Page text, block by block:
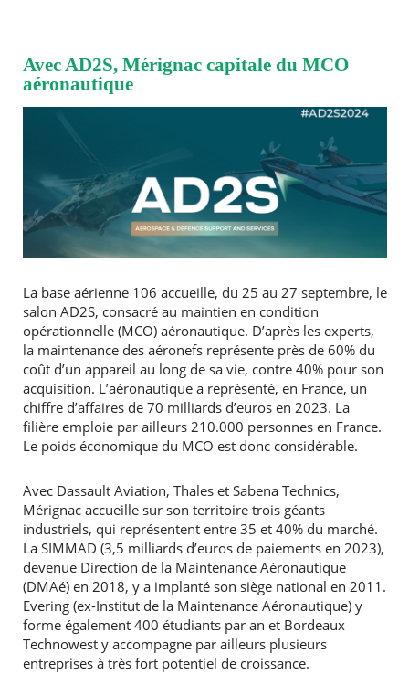
Avec AD2S, Mérignac capitale du MCO
aéronautique
La base aérienne 106 accueille, du 25 au 27 septembre, le
salon AD2S, consacré au maintien en condition
opérationnelle (MCO) aéronautique. D’après les experts,
la maintenance des aéronefs représente près de 60% du
coût d’un appareil au long de sa vie, contre 40% pour son
acquisition. L’aéronautique a représenté, en France, un
chiffre d’affaires de 70 milliards d’euros en 2023. La
filière emploie par ailleurs 210.000 personnes en France.
Le poids économique du MCO est donc considérable.
Avec Dassault Aviation, Thales et Sabena Technics,
Mérignac accueille sur son territoire trois géants
industriels, qui représentent entre 35 et 40% du marché.
La SIMMAD (3,5 milliards d’euros de paiements en 2023),
devenue Direction de la Maintenance Aéronautique
(DMAé) en 2018, y a implanté son siège national en 2011.
Evering (ex-Institut de la Maintenance Aéronautique) y
forme également 400 étudiants par an et Bordeaux
Technowest y accompagne par ailleurs plusieurs
entreprises à très fort potentiel de croissance.